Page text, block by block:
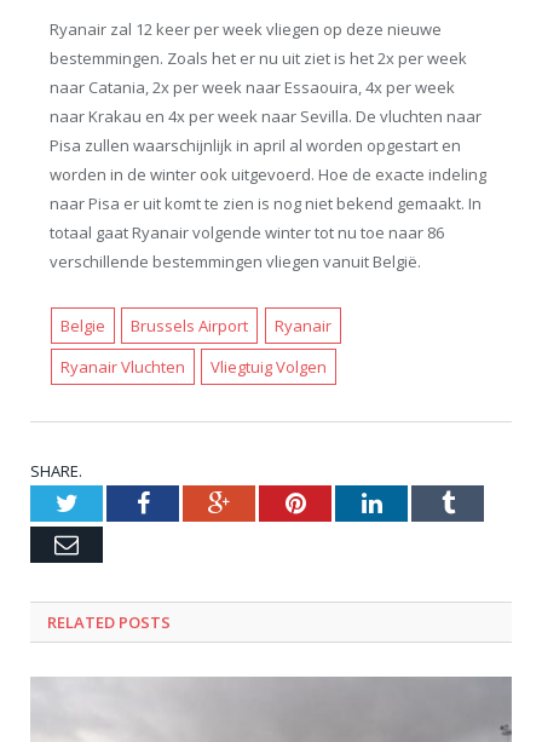
Ryanair zal 12 keer per week vliegen op deze nieuwe
bestemmingen. Zoals het er nu uit ziet is het 2x per week
naar Catania, 2x per week naar Essaouira, 4x per week
naar Krakau en 4x per week naar Sevilla. De vluchten naar
Pisa zullen waarschijnlijk in april al worden opgestart en
worden in de winter ook uitgevoerd. Hoe de exacte indeling
naar Pisa er uit komt te zien is nog niet bekend gemaakt. In
totaal gaat Ryanair volgende winter tot nu toe naar 86
verschillende bestemmingen vliegen vanuit België.
Belgie Brussels Airport
Ryanair
Ryanair Vluchten
Vliegtuig Volgen
SHARE.
TwitterFacebookGoogle+PinterestLinkedInTumblr
Email
RELATED POSTS